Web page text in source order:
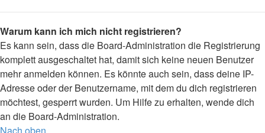
Warum kann ich mich nicht registrieren?
Es kann sein, dass die Board-Administration die Registrierung
komplett ausgeschaltet hat, damit sich keine neuen Benutzer
mehr anmelden können. Es könnte auch sein, dass deine IP-
Adresse oder der Benutzername, mit dem du dich registrieren
möchtest, gesperrt wurden. Um Hilfe zu erhalten, wende dich
an die Board-Administration.